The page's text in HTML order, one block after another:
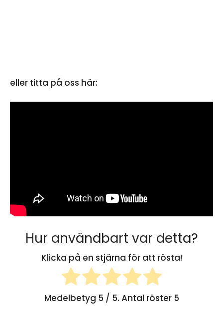
eller titta på oss här:
Hur användbart var detta?
Klicka på en stjärna för att rösta!
Medelbetyg 5 / 5. Antal röster 5